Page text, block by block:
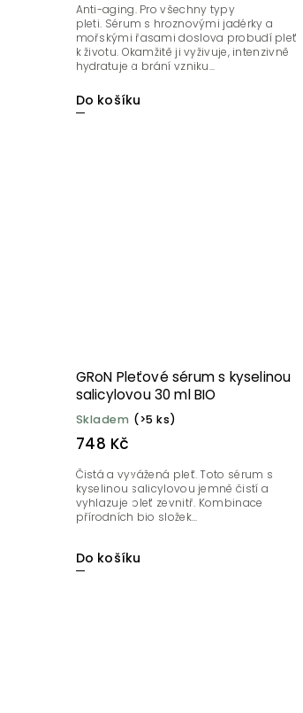
Do košíku
Anti-aging. Pro všechny typy
pleti. Sérum s hroznovými jadérky a
mořskými řasami doslova probudí pleť
k životu. Okamžitě ji vyživuje, intenzivně
hydratuje a brání vzniku...
GRoN Pleťové sérum s kyselinou
salicylovou 30 ml BIO
Skladem (>5 ks)
748 Kč
Do košíku
Čistá a vyvážená pleť. Toto sérum s
kyselinou salicylovou jemně čistí a
vyhlazuje pleť zevnitř. Kombinace
přírodních bio složek...